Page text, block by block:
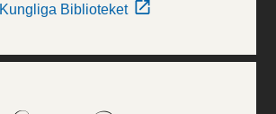
Kungliga Biblioteket